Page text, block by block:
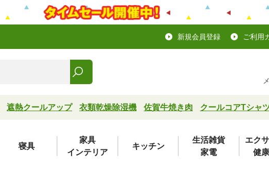
新規会員登録 ご利用
遮熱クールアップ 衣類乾燥除湿機 佐賀牛焼き肉 クールコアTシャ
寝具
家具
インテリア
キッチン
生活雑貨
家電
エク
健